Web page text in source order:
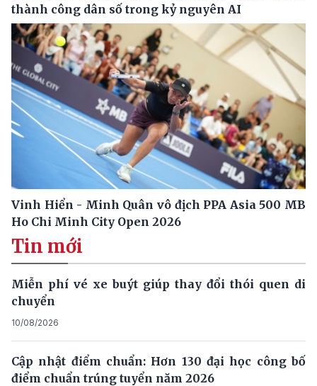
thành công dân số trong kỷ nguyên AI
Vinh Hiển - Minh Quân vô địch PPA Asia 500 MB
Ho Chi Minh City Open 2026
Tin mới
Miễn phí vé xe buýt giúp thay đổi thói quen di
chuyển
10/08/2026
Cập nhật điểm chuẩn: Hơn 130 đại học công bố
điểm chuẩn trúng tuyển năm 2026